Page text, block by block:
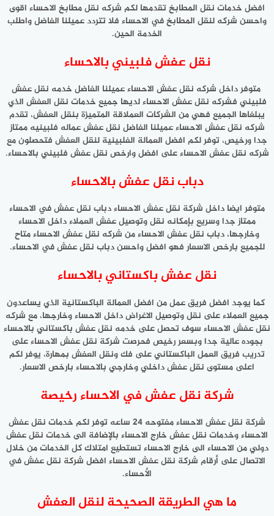
افضل خدمات نقل المطابخ تقدمها لكم شركه نقل مطابخ الاحساء اقوى
واحسن شركه لنقل المطابخ في الاحساء فلا تتردد عميلنا الفاضل واطلب
الخدمة الحين.
نقل عفش فلبيني بالاحساء
متوفر داخل شركه نقل عفش الاحساء عميلنا الفاضل خدمه نقل عفش
فلبيني فشركه نقل عفش الاحساء لديها جميع خدمات نقل العفش الذي
يبلغاها الجميع فهي من الشركات العملاقة المتميزة بنقل العفش، تقدم
شركه نقل عفش الاحساء عميلنا الفاضل نقل عفش عماله فلبينيه ممتاز
جدا ورخيص، توفر لكم افضل العمالة الفلبينية لنقل العفش فتحصلون مع
شركه نقل عفش الاحساء على افضل وارخص نقل عفش فلبيني بالاحساء.
دباب نقل عفش بالاحساء
متوفر ايضا داخل شركة نقل عفش الاحساء دباب نقل عفش في الاحساء
ممتاز جدا وسريع بإمكانه نقل وتوصيل عفش العملاء داخل الاحساء
وخارجها، دباب نقل عفش الاحساء من شركه نقل عفش الاحساء متاح
للجميع بارخص الاسعار فهو افضل واحسن دباب نقل عفش في الاحساء.
نقل عفش باكستاني بالاحساء
كما يوجد افضل فريق عمل من افضل العمالة الباكستانية الذي يساعدون
جميع العملاء على نقل وتوصيل الاغراض داخل الاحساء وخارجها، مع شركه
نقل عفش الاحساء سوف تحصل على خدمه نقل عفش باكستاني بالاحساء
بجوده عالية جدا وبسعر رخيص فحرصت شركة نقل عفش الاحساء على
تدريب فريق العمل الباكستاني على فك ونقل العفش بمهارة، يوفر لكم
اعلى مستوى نقل عفش داخلي وخارجي بالاحساء بارخص الاسعار.
شركة نقل عفش في الاحساء رخيصة
شركة نقل عفش الاحساء مفتوحه 24 ساعه توفر لكم خدمات نقل عفش
الاحساء وخدمات نقل عفش خارج الاحساء بالإضافة الى خدمات نقل عفش
دولي من الاحساء الى خارج الاحساء تستطيع امتلاك كل الخدمات من خلال
الاتصال على أرقام شركة نقل عفش الاحساء افضل شركة نقل عفش في
الأحساء.
ما هي الطريقة الصحيحة لنقل العفش